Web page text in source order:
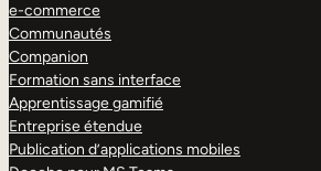
e-commerce
Communautés
Companion
Formation sans interface
Apprentissage gamifié
Entreprise étendue
Publication d’applications mobiles